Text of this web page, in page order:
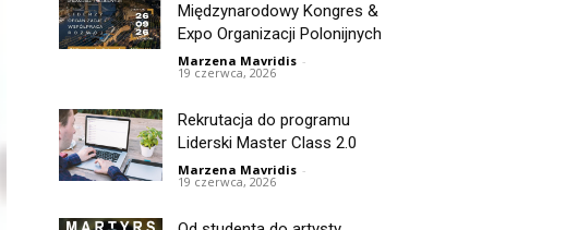
Międzynarodowy Kongres &
Expo Organizacji Polonijnych
Marzena Mavridis -
19 czerwca, 2026
Rekrutacja do programu
Liderski Master Class 2.0
Marzena Mavridis -
19 czerwca, 2026